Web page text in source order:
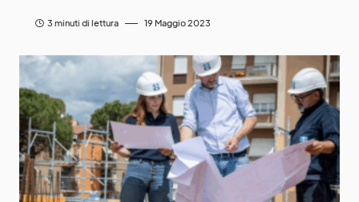
3 minuti di lettura 19 Maggio 2023